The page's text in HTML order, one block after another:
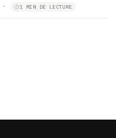
· 1 MIN DE LECTURE